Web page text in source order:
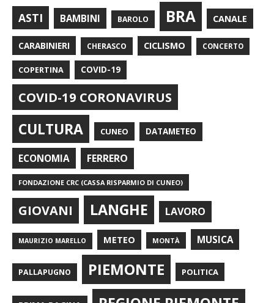
ASTI BAMBINI BAROLO BRA CANALE
CARABINIERI CHERASCO CICLISMO CONCERTO
COPERTINA COVID-19
COVID-19 CORONAVIRUS
CULTURA CUNEO DATAMETEO
ECONOMIA FERRERO
FONDAZIONE CRC (CASSA RISPARMIO DI CUNEO)
GIOVANI LANGHE LAVORO
MAURIZIO MARELLO METEO MONTÀ MUSICA
PALLAPUGNO PIEMONTE POLITICA